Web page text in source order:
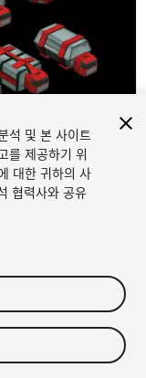
석 및 본 사이트
를 제공하기 위
대한 귀하의 사
협력사와 공유